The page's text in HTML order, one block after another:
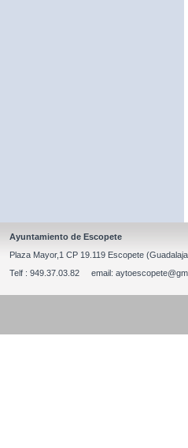
Ayuntamiento de Escopete
Plaza Mayor,1 CP 19.119 Escopete
Telf : 949.37.03.82 email: